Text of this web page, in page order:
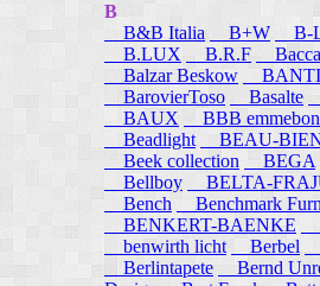
B
B&B Italia
B+W B-
B.LUX
B.R.F
Balzar Beskow
BarovierToso
Basalte
BAUX
BBB
Beadlight
BEAU-
Beek collection
BEGA
Bellboy
BELTA-
Bench
Benchmark
BENKERT-BAENKE
benwirth licht
Berbel
Berlintapete
Bernd